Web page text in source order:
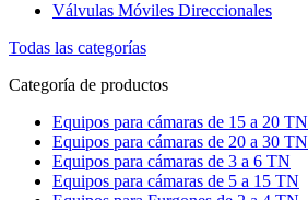
Válvulas Móviles Direccionales
Todas las categorías
Categoría de productos
Equipos para cámaras de 15 a 20 TN
Equipos para cámaras de 20 a 30 TN
Equipos para cámaras de 3 a 6 TN
Equipos para cámaras de 5 a 15 TN